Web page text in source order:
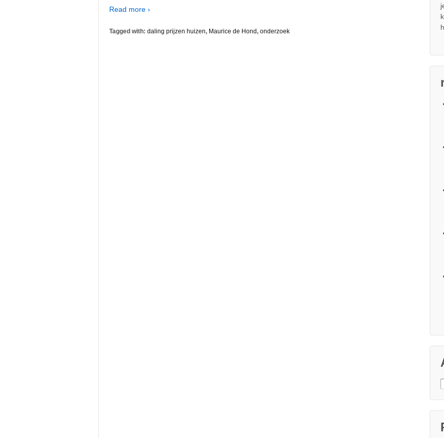
Read more ›
Tagged with: daling prijzen huizen, Maurice de Hond, onderzoek